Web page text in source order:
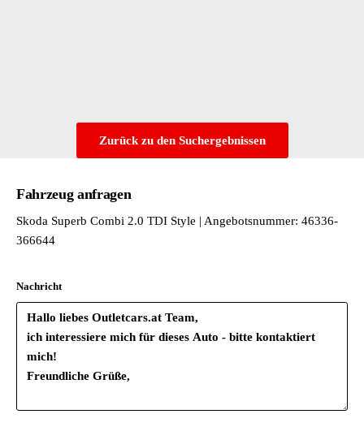
Spezielles Typschild für EG für M1-Pkw
Typprüfland Belgien
Variant/Avant
Variante Grundausstattung
Zurück zu den Suchergebnissen
Fahrzeug anfragen
Skoda Superb Combi 2.0 TDI Style | Angebotsnummer: 46336-
366644
Nachricht